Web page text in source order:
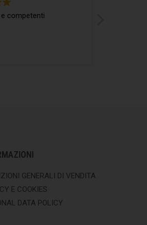
e competenti
GENERALI DI VENDITA
E COOKIES
DATA POLICY